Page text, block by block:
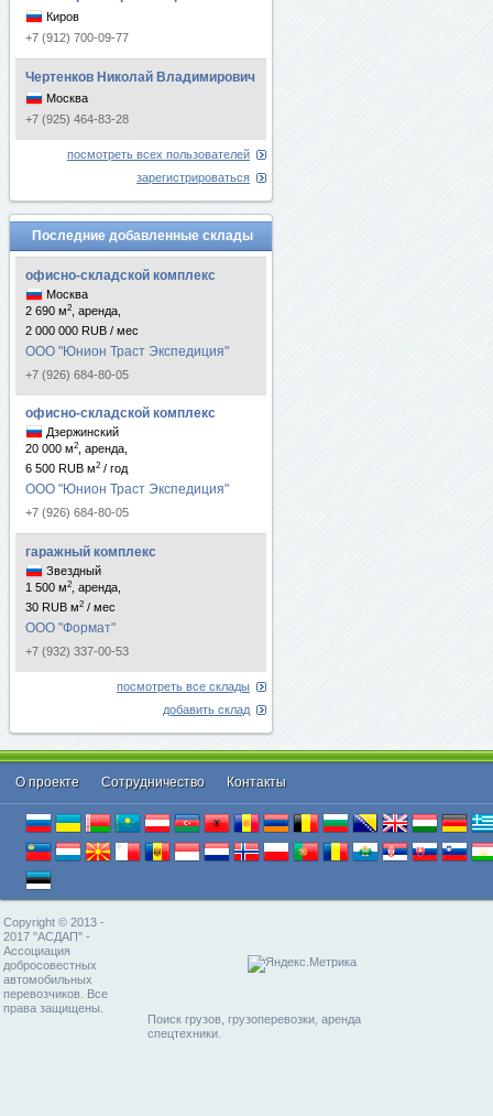
Киров
+7 (912) 700-09-77
Чертенков Николай Владимирович
Москва
+7 (925) 464-83-28
посмотреть всех пользователей
зарегистрироваться
Последние добавленные склады
офисно-складской комплекс
Москва
2 690 м2
, аренда,
2 000 000 RUB / мес
ООО "Юнион Траст Экспедиция"
+7 (926) 684-80-05
офисно-складской комплекс
Дзержинский
20 000 м2
, аренда,
6 500 RUB м2 / год
ООО "Юнион Траст Экспедиция"
+7 (926) 684-80-05
гаражный комплекс
Звездный
1 500 м2
, аренда,
30 RUB м2 / мес
ООО "Формат"
+7 (932) 337-00-53
посмотреть все склады
добавить склад
О проекте Cотрудничество Контакты
Copyright © 2013 -
2017 "АСДАП" -
Ассоциация
добросовестных
автомобильных
перевозчиков. Все
права защищены.
Поиск грузов, грузоперевозки, аренда
спецтехники.